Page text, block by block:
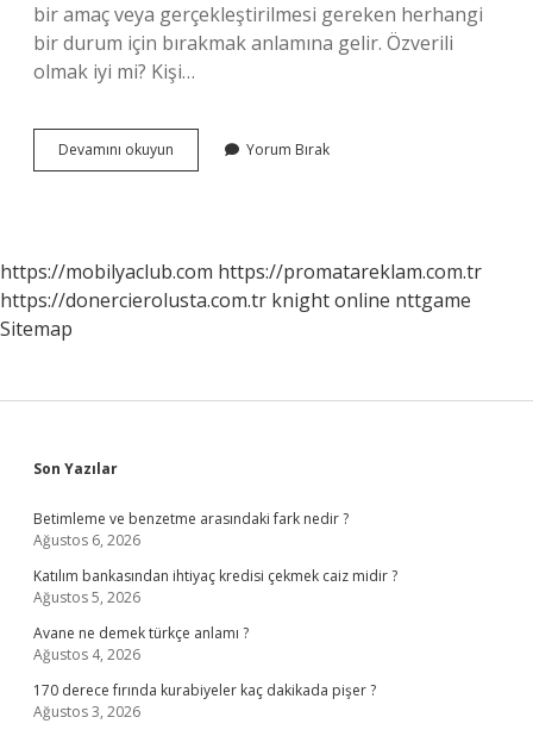
bir amaç veya gerçekleştirilmesi gereken herhangi
bir durum için bırakmak anlamına gelir. Özverili
olmak iyi mi? Kişi…
Devamını okuyun Özveriyle
Ne
Yorum Bırak
https://mobilyaclub.com https://promatareklam.com.tr
https://donercierolusta.com.tr knight online nttgame
Sitemap
Sidebar
Son Yazılar
Betimleme ve benzetme arasındaki fark nedir ?
Ağustos 6, 2026
Katılım bankasından ihtiyaç kredisi çekmek caiz midir ?
Ağustos 5, 2026
Avane ne demek türkçe anlamı ?
Ağustos 4, 2026
170 derece fırında kurabiyeler kaç dakikada pişer ?
Ağustos 3, 2026